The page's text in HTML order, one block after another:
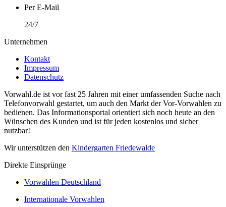
Per E-Mail
24/7
Unternehmen
Kontakt
Impressum
Datenschutz
Vorwahl.de ist vor fast 25 Jahren mit einer umfassenden Suche nach
Telefonvorwahl gestartet, um auch den Markt der Vor-Vorwahlen zu
bedienen. Das Informationsportal orientiert sich noch heute an den
Wünschen des Kunden und ist für jeden kostenlos und sicher
nutzbar!
Wir unterstützen den Kindergarten Friedewalde
Direkte Einsprünge
Vorwahlen Deutschland
Internationale Vorwahlen